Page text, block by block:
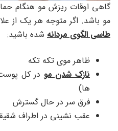
گاهی اوقات ریزش مو هنگام
مو باشد. اگر متوجه هر یک از
طاسی الگوی مردانه شده باشید:
ظاهر موی تکه تکه
نازک شدن مو در کل
ها)
فرق سر در حال گسترش
عقب نشینی در اطراف